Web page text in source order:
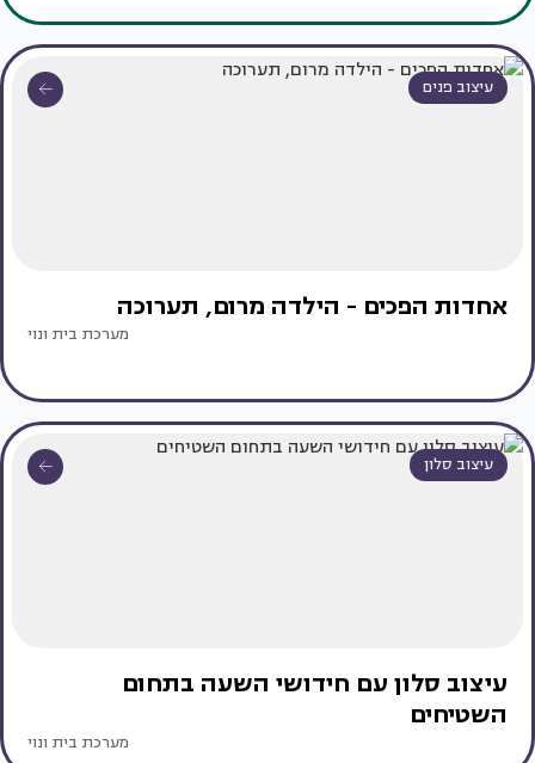
עיצוב פנים
אחדות הפכים - הילדה מרום, תערוכה
מערכת בית ונוי
עיצוב סלון
עיצוב סלון עם חידושי השעה בתחום
השטיחים
מערכת בית ונוי